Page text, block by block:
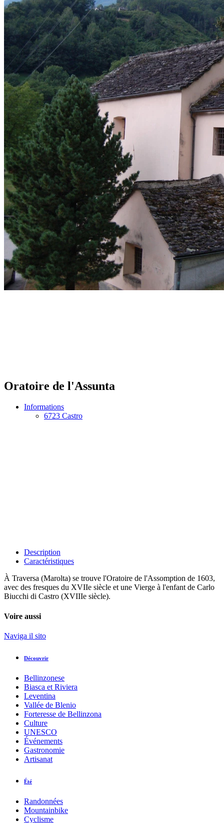
Oratoire de l'Assunta
Informations
6723 Castro
Description
Caractéristiques
À Traversa (Marolta) se trouve l'Oratoire de l'Assomption de 1603,
avec des fresques du XVIIe siècle et une Vierge à l'enfant de Carlo
Biucchi di Castro (XVIIIe siècle).
Voire aussi
Naviga il sito
Découvrir
Bellinzonese
Biasca et Riviera
Leventina
Vallée de Blenio
Forteresse de Bellinzona
Culture
UNESCO
Événements
Gastronomie
Artisanat
Été
Randonnées
Mountainbike
Cyclisme